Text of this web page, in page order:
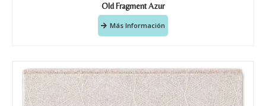
Old Fragment Azur
Más Información